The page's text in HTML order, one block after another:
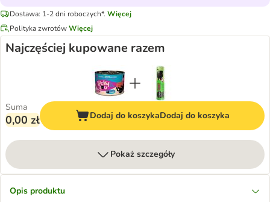
Dostawa: 1-2 dni roboczych*. Więcej
Polityka zwrotówWięcej
Najczęściej kupowane razem
Suma
0,00 zł Dodaj do koszykaDodaj do koszyka
Pokaż szczegóły
Opis produktu